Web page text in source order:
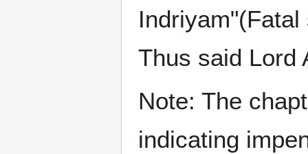
Thus said Lord
Note: The
indicating